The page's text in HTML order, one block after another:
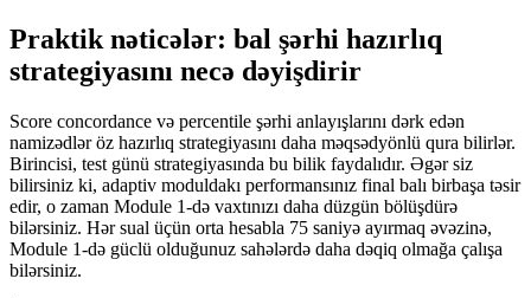
Praktik nəticələr: bal şərhi hazırlıq
strategiyasını necə dəyişdirir
Score concordance və percentile şərhi anlayışlarını dərk edən
namizədlər öz hazırlıq strategiyasını daha məqsədyönlü qura bilirlər.
Birincisi, test günü strategiyasında bu bilik faydalıdır. Əgər siz
bilirsiniz ki, adaptiv moduldakı performansınız final balı birbaşa təsir
edir, o zaman Module 1-də vaxtınızı daha düzgün bölüşdürə
bilərsiniz. Hər sual üçün orta hesabla 75 saniyə ayırmaq əvəzinə,
Module 1-də güclü olduğunuz sahələrdə daha dəqiq olmağa çalışa
bilərsiniz.